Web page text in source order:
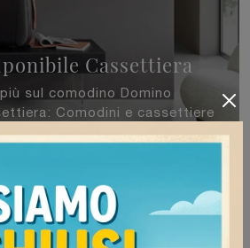
Cassettiera
sul comodino Domino
Comodini e cassettiere
ideali per spazi design.